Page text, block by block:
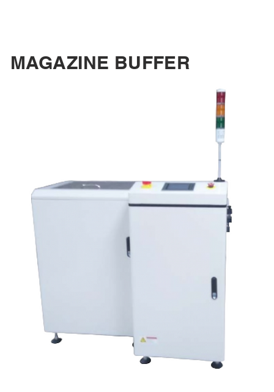
MAGAZINE BUFFER